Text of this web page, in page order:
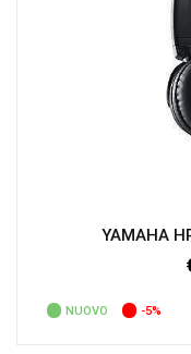
YAMAHA
NUOVO -5%